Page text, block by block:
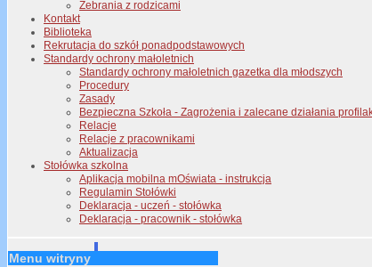
Zebrania z rodzicami
Kontakt
Biblioteka
Rekrutacja do szkół ponadpodstawowych
Standardy ochrony małoletnich
Standardy ochrony małoletnich gazetka dla młodszych
Procedury
Zasady
Bezpieczna Szkoła - Zagrożenia i zalecane działania
Relacje
Relacje z pracownikami
Aktualizacja
Stołówka szkolna
Aplikacja mobilna mOświata - instrukcja
Regulamin Stołówki
Deklaracja - uczeń - stołówka
Deklaracja - pracownik - stołówka
Menu witryny